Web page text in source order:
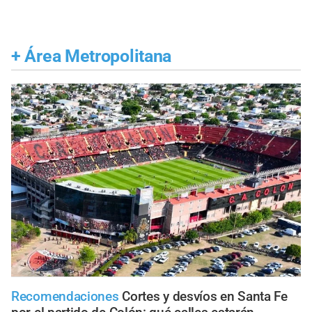
+ Área Metropolitana
Recomendaciones Cortes y desvíos en Santa Fe